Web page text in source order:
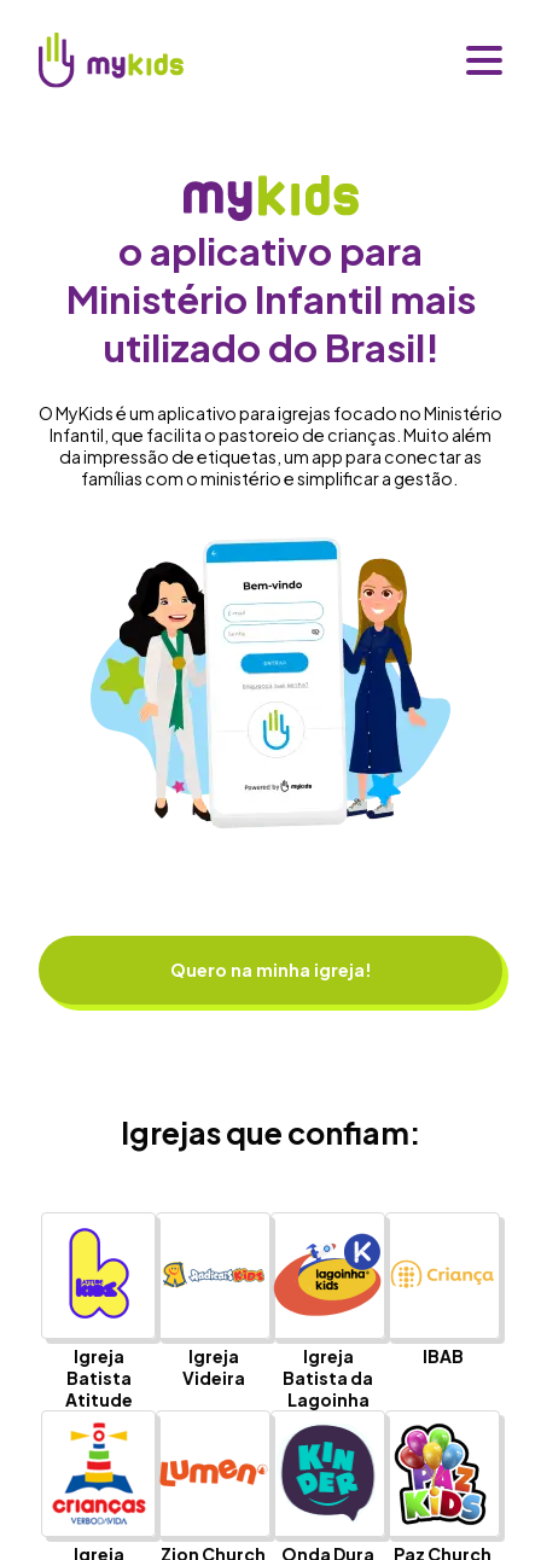
o aplicativo para
Ministério Infantil mais
utilizado do Brasil!
O MyKids é um aplicativo para igrejas focado no Ministério
Infantil, que facilita o pastoreio de crianças. Muito além
da impressão de etiquetas, um app para conectar as
famílias com o ministério e simplificar a gestão.
Quero na minha igreja!
Igrejas que confiam:
Igreja
Batista
Atitude
Igreja
Videira
Igreja
Batista da
Lagoinha
IBAB
Igreja
Zion Church Onda Dura Paz Church